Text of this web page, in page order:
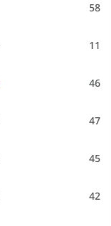
58
11
46
47
45
42